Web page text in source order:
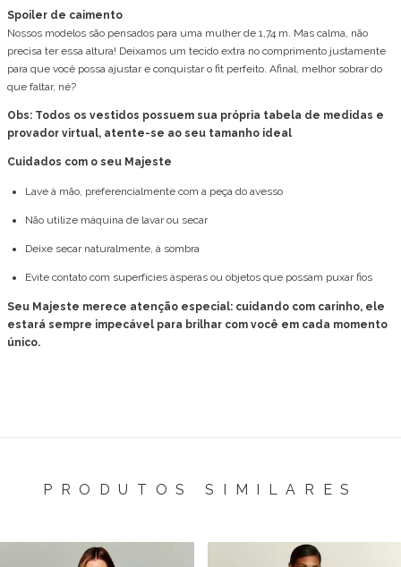
Spoiler de caimento
Nossos modelos são pensados para uma mulher de 1,74 m. Mas calma, não
precisa ter essa altura! Deixamos um tecido extra no comprimento justamente
para que você possa ajustar e conquistar o fit perfeito. Afinal, melhor sobrar do
que faltar, né?
Obs: Todos os vestidos possuem sua própria tabela de medidas e
provador virtual, atente-se ao seu tamanho ideal
Cuidados com o seu Majeste
Lave à mão, preferencialmente com a peça do avesso
Não utilize máquina de lavar ou secar
Deixe secar naturalmente, à sombra
Evite contato com superfícies ásperas ou objetos que possam puxar fios
Seu Majeste merece atenção especial: cuidando com carinho, ele
estará sempre impecável para brilhar com você em cada momento
único.
PRODUTOS SIMILARES